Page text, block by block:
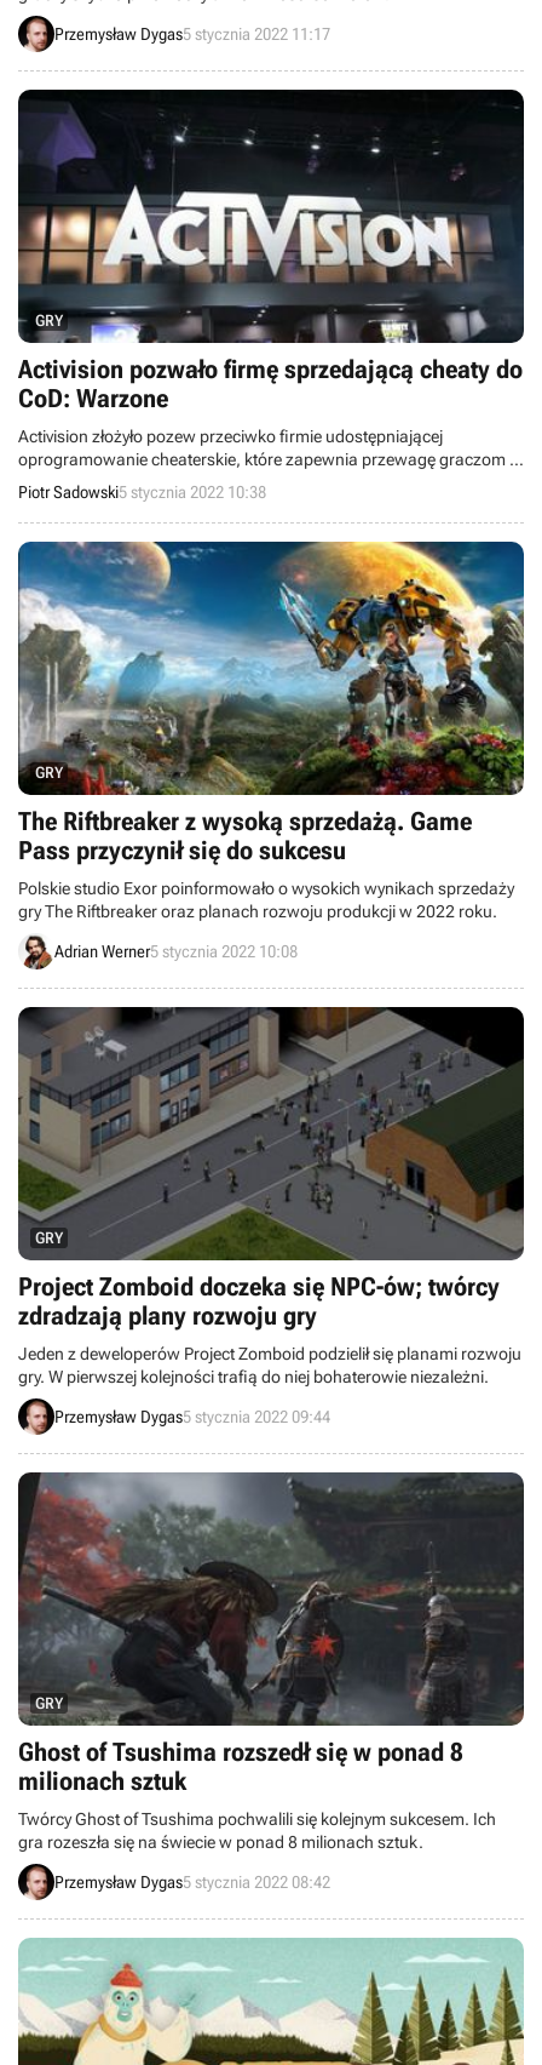
Przemysław Dygas5 stycznia 2022 11:17
GRY
Activision pozwało firmę sprzedającą cheaty do
CoD: Warzone
Activision złożyło pozew przeciwko firmie udostępniającej
oprogramowanie cheaterskie, które zapewnia przewagę graczom i
niszczy „ekosystem” gry Call of Duty: Warzone.
Piotr Sadowski5 stycznia 2022 10:38
GRY
The Riftbreaker z wysoką sprzedażą. Game
Pass przyczynił się do sukcesu
Polskie studio Exor poinformowało o wysokich wynikach sprzedaży
gry The Riftbreaker oraz planach rozwoju produkcji w 2022 roku.
Adrian Werner5 stycznia 2022 10:08
GRY
Project Zomboid doczeka się NPC-ów; twórcy
zdradzają plany rozwoju gry
Jeden z deweloperów Project Zomboid podzielił się planami rozwoju
gry. W pierwszej kolejności trafią do niej bohaterowie niezależni.
Przemysław Dygas5 stycznia 2022 09:44
GRY
Ghost of Tsushima rozszedł się w ponad 8
milionach sztuk
Twórcy Ghost of Tsushima pochwalili się kolejnym sukcesem. Ich
gra rozeszła się na świecie w ponad 8 milionach sztuk.
Przemysław Dygas5 stycznia 2022 08:42